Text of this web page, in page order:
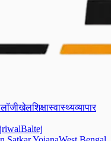
खेलशिक्षास्वास्थ्यव्यापार
Baltej